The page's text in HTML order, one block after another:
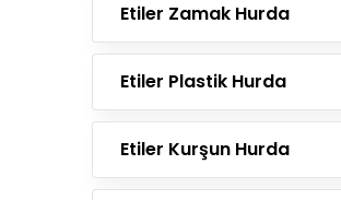
Etiler Zamak Hurda
Etiler Plastik Hurda
Etiler Kurşun Hurda